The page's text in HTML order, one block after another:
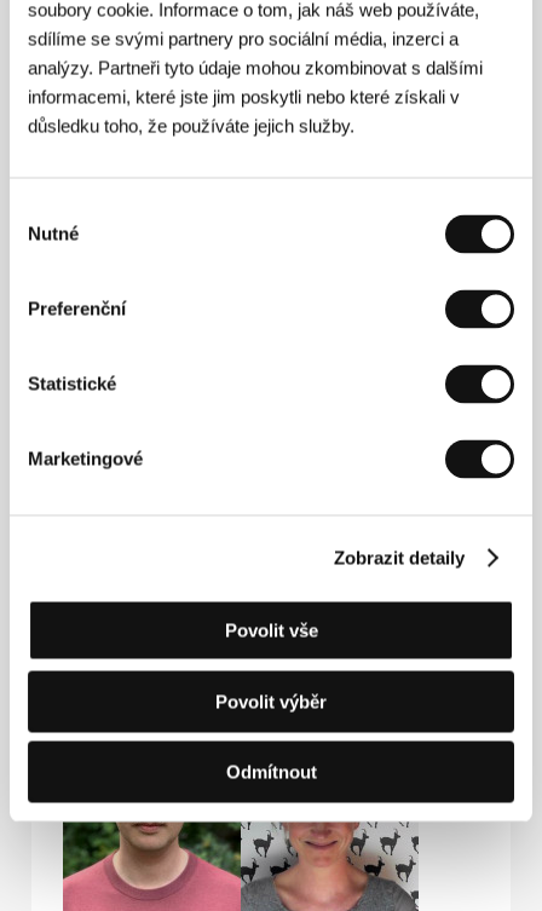
soubory cookie. Informace o tom, jak náš web používáte,
sdílíme se svými partnery pro sociální média, inzerci a
analýzy. Partneři tyto údaje mohou zkombinovat s dalšími
informacemi, které jste jim poskytli nebo které získali v
důsledku toho, že používáte jejich služby.
souhlasu
Nutné
Preferenční
Statistické
Marketingové
Zobrazit detaily
Povolit vše
Povolit výběr
Odmítnout
Komma ut
je jeho ročníková
práce. Režisér a producent Jerry Carlsson je jedním
Film.
Swedish Film Institute